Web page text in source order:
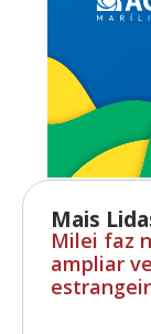
Mais
Milei faz
ampliar